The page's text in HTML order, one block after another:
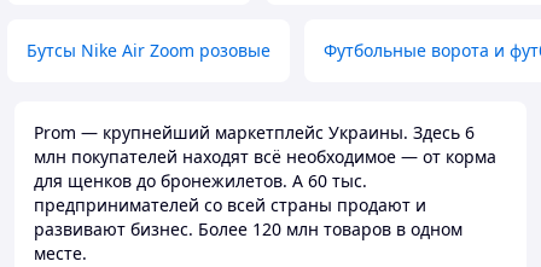
Бутсы Nike Air Zoom розовые Футбольные ворота и
Prom — крупнейший маркетплейс Украины. Здесь 6
млн покупателей находят всё необходимое — от корма
для щенков до бронежилетов. А 60 тыс.
предпринимателей со всей страны продают и
развивают бизнес. Более 120 млн товаров в одном
месте.